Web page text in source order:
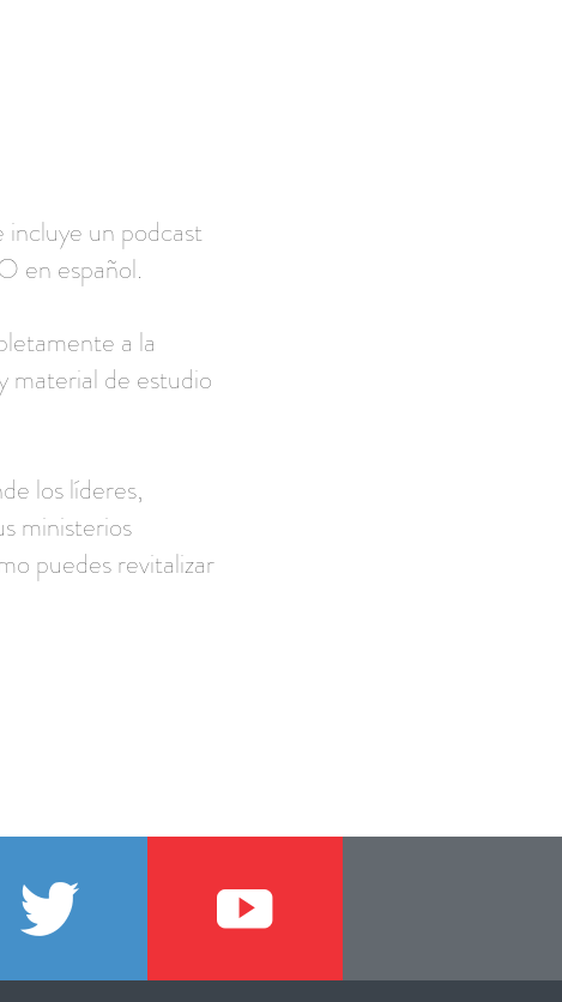
incluye un podcast
en español.
a la
material de estudio
los líderes,
ministerios
puedes revitalizar